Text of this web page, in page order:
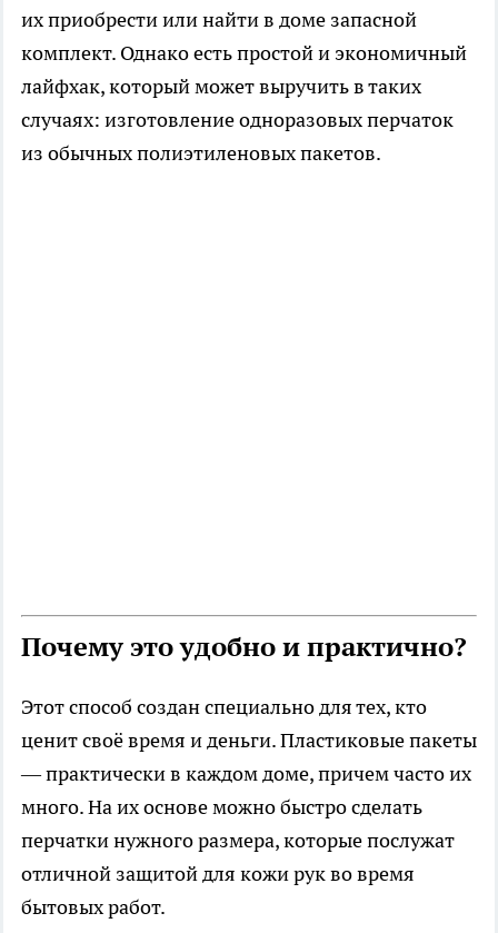
их приобрести или найти в доме запасной
комплект. Однако есть простой и экономичный
лайфхак, который может выручить в таких
случаях: изготовление одноразовых перчаток
из обычных полиэтиленовых пакетов.
Почему это удобно и практично?
Этот способ создан специально для тех, кто
ценит своё время и деньги. Пластиковые пакеты
— практически в каждом доме, причем часто их
много. На их основе можно быстро сделать
перчатки нужного размера, которые послужат
отличной защитой для кожи рук во время
бытовых работ.